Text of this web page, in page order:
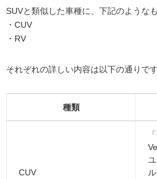
SUVと類似した車種に、下記のような
・CUV
・RV
それぞれの詳しい内容は以下の通りです
種類
CUV